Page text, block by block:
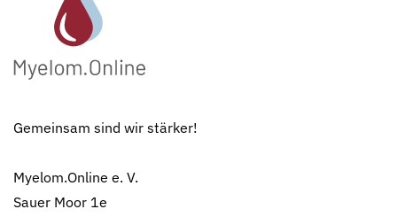
Gemeinsam sind wir stärker!
Myelom.Online e. V.
Sauer Moor 1e